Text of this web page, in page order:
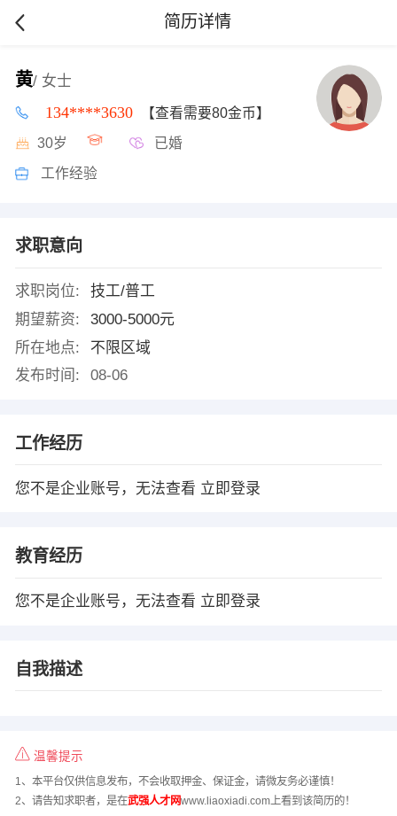
简历详情
黄/ 女士
134****3630 【查看需要80金币】
30岁 已婚
工作经验
求职意向
求职岗位:
技工/普工
期望薪资:
3000-5000元
所在地点:
不限区域
发布时间:
08-06
工作经历
您不是企业账号，无法查看 立即登录
教育经历
您不是企业账号，无法查看 立即登录
自我描述
温馨提示
1、本平台仅供信息发布，不会收取押金、保证金，请微友务必谨慎！
2、请告知求职者，是在武强人才网www.liaoxiadi.com上看到该简历的！